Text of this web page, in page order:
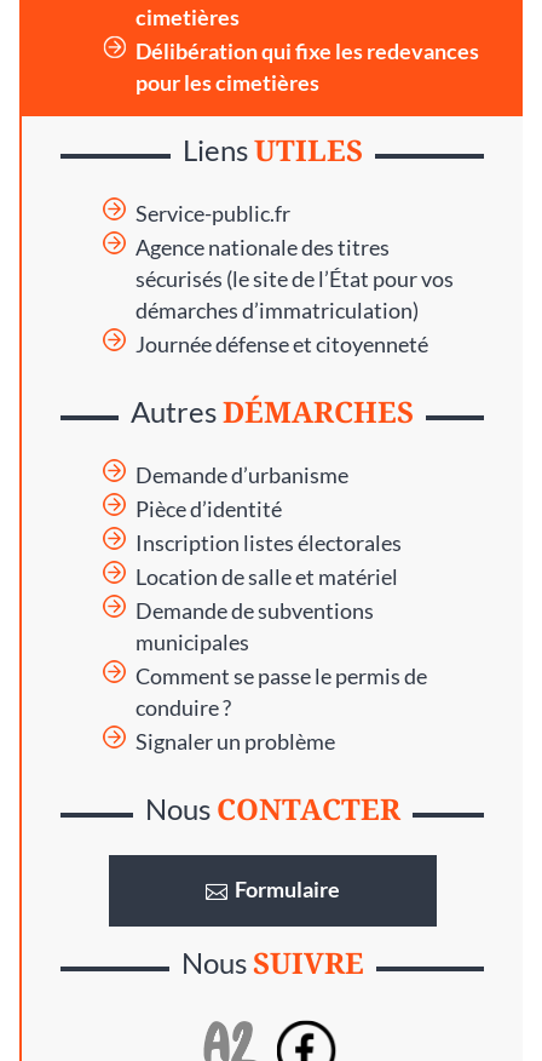
cimetières
Délibération qui fixe les redevances
pour les cimetières
LiensUTILES
Service-public.fr
Agence nationale des titres
sécurisés (le site de l’État pour vos
démarches d’immatriculation)
Journée défense et citoyenneté
AutresDÉMARCHES
Demande d’urbanisme
Pièce d’identité
Inscription listes électorales
Location de salle et matériel
Demande de subventions
municipales
Comment se passe le permis de
conduire ?
Signaler un problème
Nous CONTACTER
Formulaire
NousSUIVRE